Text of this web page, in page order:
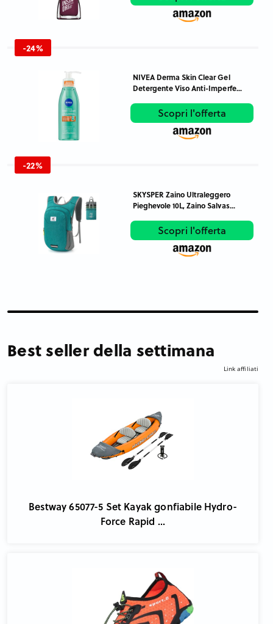
-24%
NIVEA Derma Skin Clear Gel
Detergente Viso Anti-Imperfe...
Scopri l'offerta
-22%
SKYSPER Zaino Ultraleggero
Pieghevole 10L, Zaino Salvas...
Scopri l'offerta
Best seller della settimana
Link affiliati
Bestway 65077-5 Set Kayak gonfiabile Hydro-
Force Rapid ...